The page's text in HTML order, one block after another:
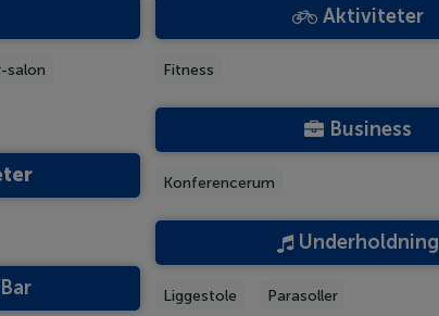
salon
Aktiviteter
Fitness
Business
Konferencerum
Underholdning
Liggestole Parasoller